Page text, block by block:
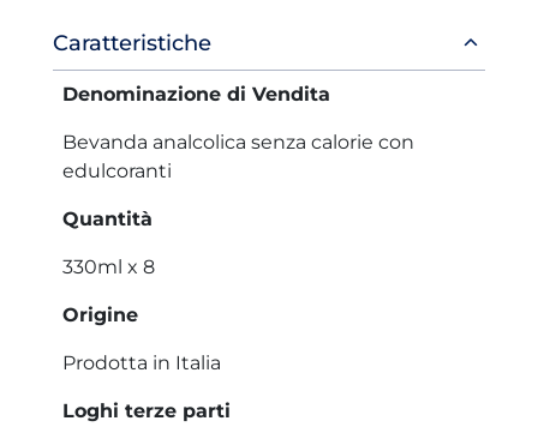
Informazioni
prodotto
Caratteristiche
Denominazione di Vendita
Bevanda analcolica senza calorie con
edulcoranti
Quantità
330ml x 8
Origine
Prodotta in Italia
Loghi terze parti